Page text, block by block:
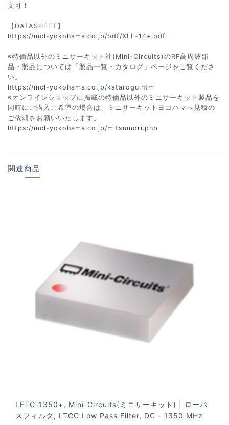
文可！
【DATASHEET】
https://mcl-yokohama.co.jp/pdf/XLF-14+.pdf
※特価品以外のミニサーキット社(Mini-Circuits)のRF高周波部
品・製品については「製品一覧・カタログ」ページをご覧くださ
い。
https://mcl-yokohama.co.jp/katarogu.html
※オンラインショップに掲載の特価品以外のミニサーキット製品を
同時にご購入ご希望の場合は、ミニサーキットヨコハマへ見積の
ご依頼をお願いいたします。
https://mcl-yokohama.co.jp/mitsumori.php
関連商品
LFTC-1350+, Mini-Circuits(ミニサーキット) | ローパ
スフィルタ, LTCC Low Pass Filter, DC - 1350 MHz